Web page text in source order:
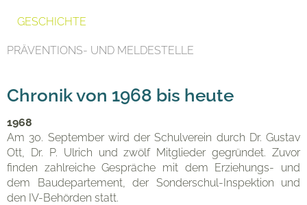
GESCHICHTE
PRÄVENTIONS- UND MELDESTELLE
Chronik von 1968 bis heute
1968
Am 30. September wird der Schulverein durch Dr. Gustav
Ott, Dr. P. Ulrich und zwölf Mitglieder gegründet. Zuvor
finden zahlreiche Gespräche mit dem Erziehungs- und
dem Baudepartement, der Sonderschul-Inspektion und
den IV-Behörden statt.